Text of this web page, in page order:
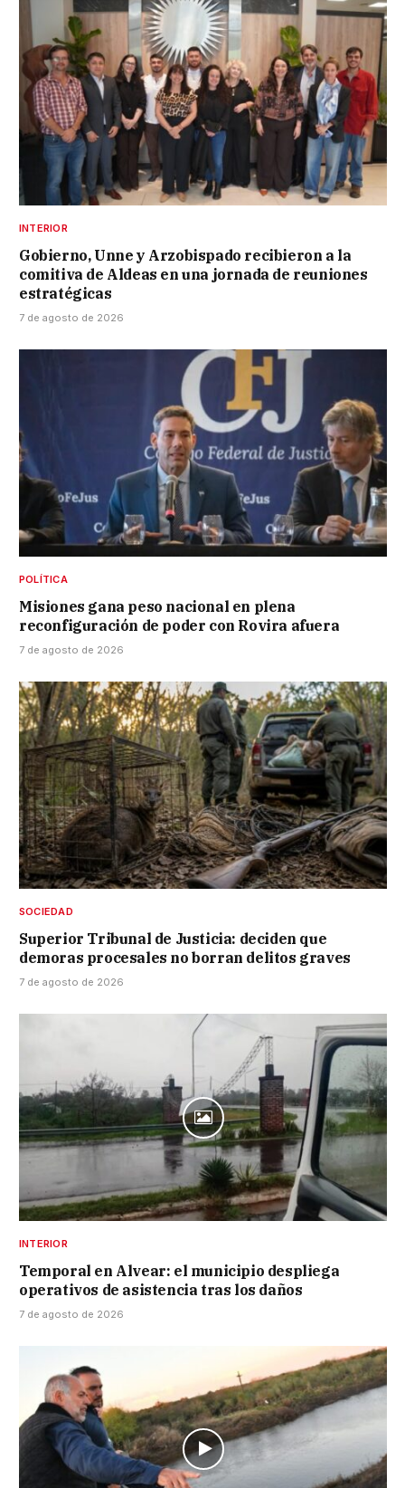
INTERIOR
Gobierno, Unne y Arzobispado recibieron a la
comitiva de Aldeas en una jornada de reuniones
estratégicas
7 de agosto de 2026
POLÍTICA
Misiones gana peso nacional en plena
reconfiguración de poder con Rovira afuera
7 de agosto de 2026
SOCIEDAD
Superior Tribunal de Justicia: deciden que
demoras procesales no borran delitos graves
7 de agosto de 2026
INTERIOR
Temporal en Alvear: el municipio despliega
operativos de asistencia tras los daños
7 de agosto de 2026